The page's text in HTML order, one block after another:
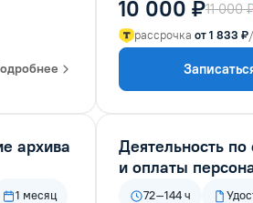
10 000 ₽11 000
рассрочка от 1 833 ₽
архива
1 месяц
Деятельность по
и оплаты
72–144 ч